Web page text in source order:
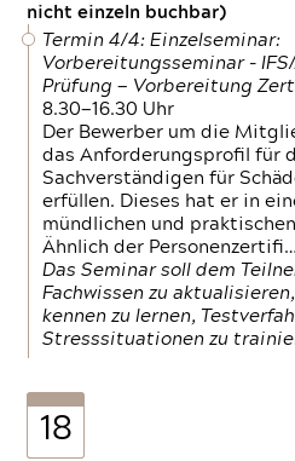
nicht einzeln buchbar)
Termin 4/4: Einzelseminar:
Vorbereitungsseminar - IFS/
Prüfung — Vorbereitung
8.30—16.30 Uhr
Der Bewerber um die
das Anforderungsprofil für
Sachverständigen für
erfüllen. Dieses hat er in
mündlichen und
Ähnlich der Personenzertifi…
Das Seminar soll dem
Fachwissen zu
kennen zu lernen,
Stresssituationen zu
18